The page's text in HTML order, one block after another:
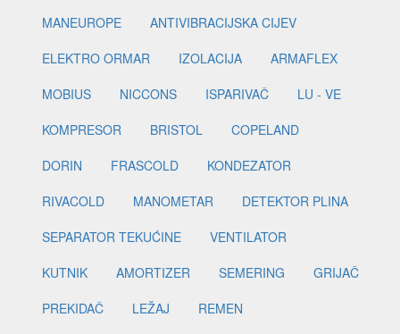
MANEUROPE
ANTIVIBRACIJSKA CIJEV
ELEKTRO ORMAR
IZOLACIJA
ARMAFLEX
MOBIUS
NICCONS ISPARIVAČ
LU - VE
KOMPRESOR
BRISTOL
COPELAND
DORIN
FRASCOLD
KONDEZATOR
RIVACOLD
MANOMETAR
DETEKTOR PLINA
SEPARATOR TEKUĆINE
VENTILATOR
KUTNIK
AMORTIZER SEMERING
GRIJAČ
PREKIDAČ
LEŽAJ
REMEN